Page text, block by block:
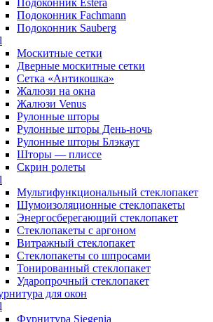
Подоконник Estera
Подоконник Fachmann
Подоконник Sauberg
Москитные сетки
Дверные москитные сетки
Сетка «Антикошка»
Жалюзи на окна
Жалюзи Venus
Рулонные шторы
Рулонные шторы День-ночь
Рулонные шторы Блэкаут
Шторы — плиссе
Скрин ролеты
Мультифункциональный стеклопакет
Шумоизоляционные стеклопакеты
Энергосберегающий стеклопакет
Стеклопакеты с аргоном
Витражный стеклопакет
Стеклопакеты со шпросами
Тонированный стеклопакет
Ударопрочный стеклопакет
для окон
Фурнитура Siegenia